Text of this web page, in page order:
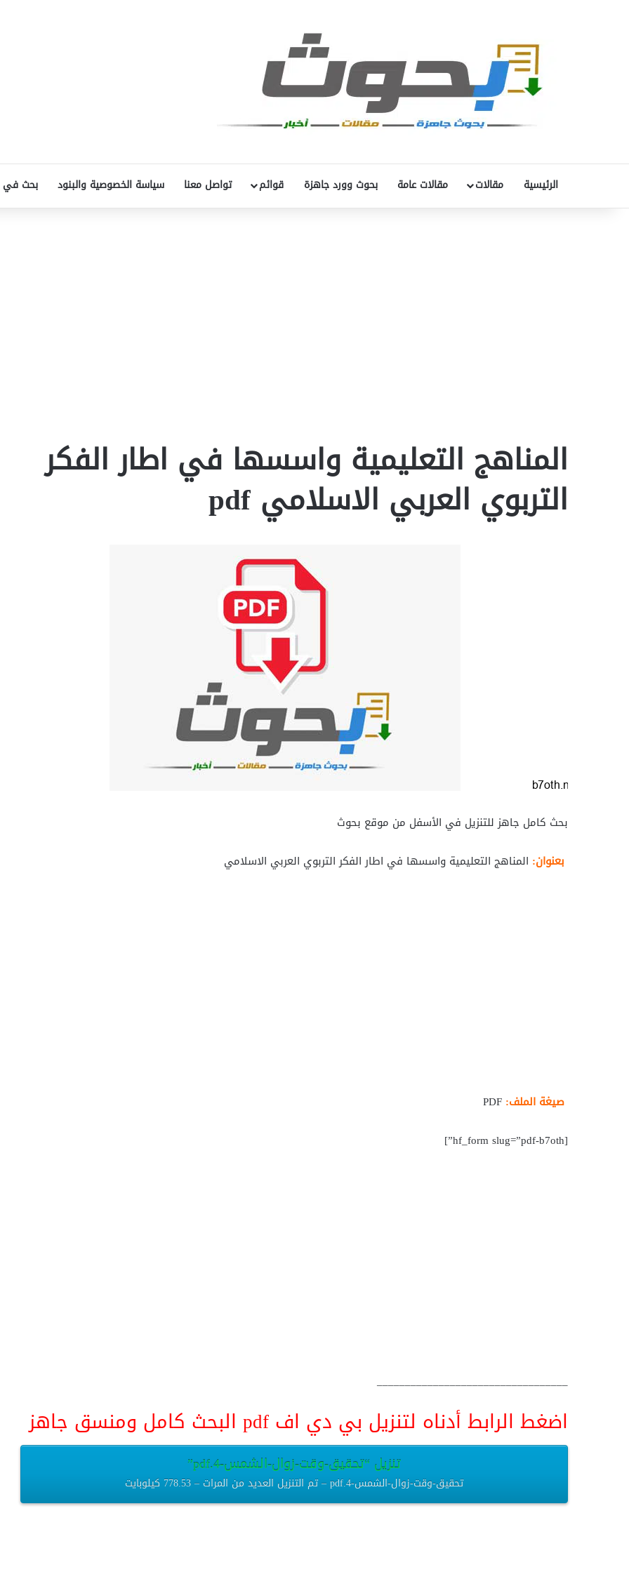
الرئيسية مقالات مقالات عامة بحوث وورد جاهزة قوائم تواصل معنا سياسة الخصوصية والبنود بحث في
المناهج التعليمية واسسها في اطار الفكر
التربوي العربي الاسلامي pdf
بحث كامل جاهز للتنزيل في الأسفل من موقع بحوث
بعنوان: المناهج التعليمية واسسها في اطار الفكر التربوي العربي الاسلامي
صيغة الملف:
[hf_form slug=”pdf-b7oth”]
__________________________________
اضغط الرابط أدناه لتنزيل بي دي اف pdf البحث كامل ومنسق جاهز
تنزيل “تحقيق-وقت-زوال-الشمس-4.pdf”
تحقيق-وقت-زوال-الشمس-4.pdf – تم التنزيل العديد من المرات – 778.53 كيلوبايت